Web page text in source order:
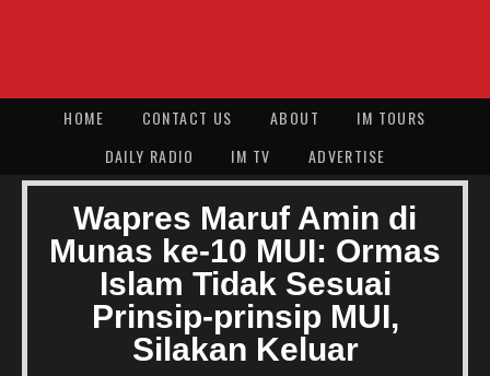
HOME CONTACT US ABOUT
IM TOURS
DAILY RADIO
IM TV ADVERTISE
Wapres Maruf Amin di
Munas ke-10 MUI: Ormas
Islam Tidak Sesuai
Prinsip-prinsip MUI,
Silakan Keluar